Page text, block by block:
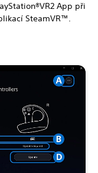
App při
SteamVR™.